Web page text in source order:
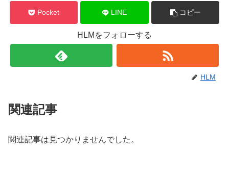
Pocket LINE コピー
HLMをフォローする
HLM
関連記事
関連記事は見つかりませんでした。